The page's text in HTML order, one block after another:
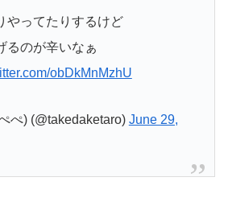
やってたりするけど
るのが辛いなぁ
obDkMnMzhU
ぺ) (@takedaketaro) June 29,